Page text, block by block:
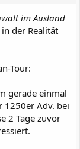
im Ausland
der Realität
Tour:
gerade einmal
1250er Adv. bei
2 Tage zuvor